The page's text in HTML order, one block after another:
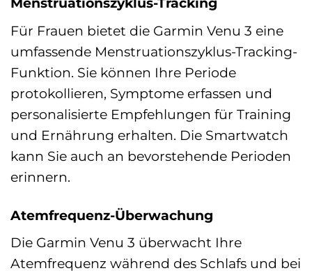
Für Frauen bietet die Garmin Venu 3 eine
umfassende Menstruationszyklus-Tracking-
Funktion. Sie können Ihre Periode
protokollieren, Symptome erfassen und
personalisierte Empfehlungen für Training
und Ernährung erhalten. Die Smartwatch
kann Sie auch an bevorstehende Perioden
erinnern.
Atemfrequenz-Überwachung
Die Garmin Venu 3 überwacht Ihre
Atemfrequenz während des Schlafs und bei